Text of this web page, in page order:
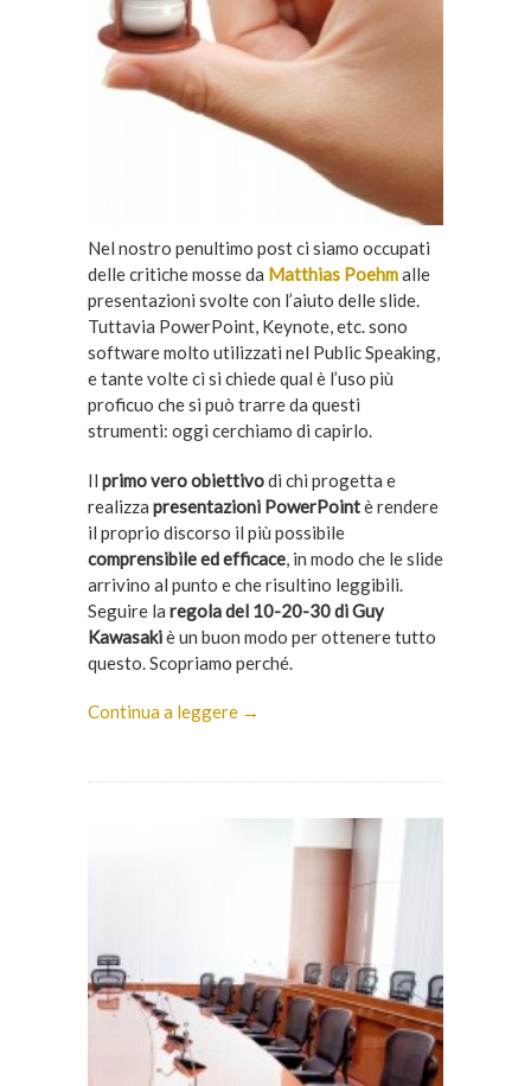
Nel nostro penultimo post ci siamo occupati
delle critiche mosse da Matthias Poehmalle
presentazioni svolte con l’aiuto delle slide.
Tuttavia PowerPoint, Keynote, etc. sono
software molto utilizzati nel Public Speaking,
e tante volte ci si chiede qual è l’uso più
proficuo che si può trarre da questi
strumenti: oggi cerchiamo di capirlo.
Il primo vero obiettivodi chi progetta e
realizza presentazioni PowerPointè rendere
il proprio discorso il più possibile
comprensibile ed efficace, in modo che le slide
arrivino al punto e che risultino leggibili.
Seguire la regola del 10-20-30 di Guy
Kawasakiè un buon modo per ottenere tutto
questo. Scopriamo perché.
Continua a leggere →